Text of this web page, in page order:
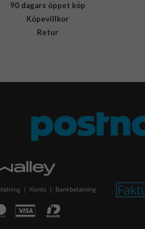
90 dagars öppet köp
Köpevillkor
Retur